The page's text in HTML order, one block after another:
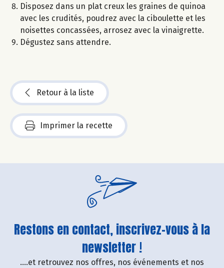
Disposez dans un plat creux les graines de quinoa
avec les crudités, poudrez avec la ciboulette et les
noisettes concassées, arrosez avec la vinaigrette.
Dégustez sans attendre.
Retour à la liste
Imprimer la recette
Restons en contact, inscrivez-vous à la
newsletter !
....et retrouvez nos offres, nos événements et nos